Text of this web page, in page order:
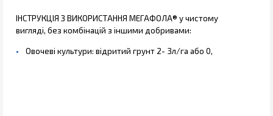
ІНСТРУКЦІЯ З ВИКОРИСТАННЯ МЕГАФОЛА® у чистому
вигляді, без комбінацій з іншими добривами:
Овочеві культури: відритий грунт 2- 3л/га або 0,